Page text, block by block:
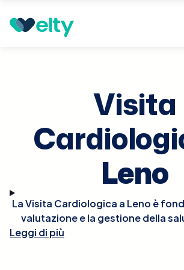
Prenota visita
Visita
Leno
La Visita Cardiologica a Leno è
valutazione e la gestione della
Durante la visita, il cardiologo
Leggi di più